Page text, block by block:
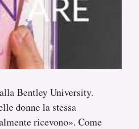
Bentley University.
donne la stessa
ricevono». Come